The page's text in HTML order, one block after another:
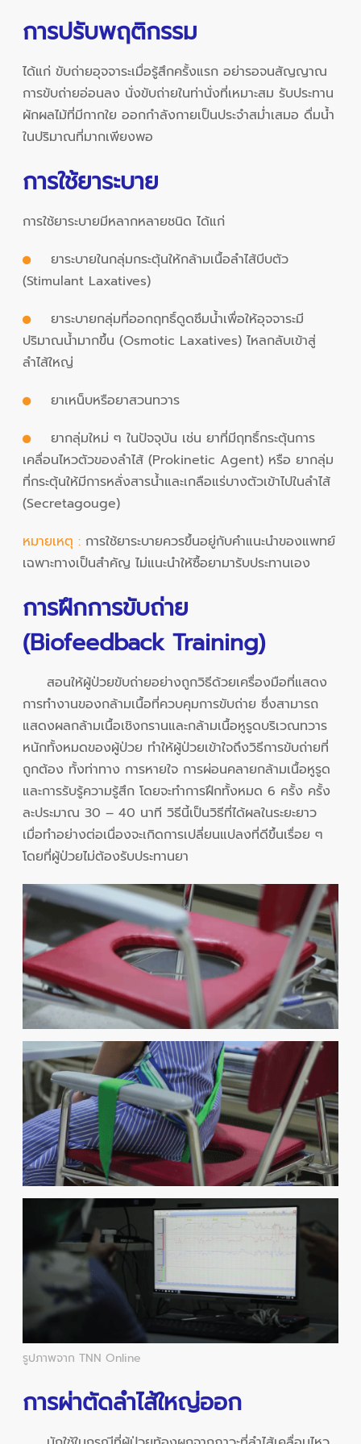
การปรับพฤติกรรม
ได้แก่ ขับถ่ายอุจจาระเมื่อรู้สึกครั้งแรก อย่ารอจนสัญญาณ
การขับถ่ายอ่อนลง นั่งขับถ่ายในท่านั่งที่เหมาะสม รับประทาน
ผักผลไม้ที่มีกากใย ออกกำลังกายเป็นประจำสม่ำเสมอ ดื่มน้ำ
ในปริมาณที่มากเพียงพอ
การใช้ยาระบาย
การใช้ยาระบายมีหลากหลายชนิด ได้แก่
ยาระบายในกลุ่มกระตุ้นให้กล้ามเนื้อลำไส้บีบตัว
(Stimulant Laxatives)
ยาระบายกลุ่มที่ออกฤทธิ์ดูดซึมน้ำเพื่อให้อุจจาระมี
ปริมาณน้ำมากขึ้น (Osmotic Laxatives) ไหลกลับเข้าสู่
ลำไส้ใหญ่
ยาเหน็บหรือยาสวนทวาร
ยากลุ่มใหม่ ๆ ในปัจจุบัน เช่น ยาที่มีฤทธิ์กระตุ้นการ
เคลื่อนไหวตัวของลำไส้ (Prokinetic Agent) หรือ ยากลุ่ม
ที่กระตุ้นให้มีการหลั่งสารน้ำและเกลือแร่บางตัวเข้าไปในลำไส้
(Secretagouge)
หมายเหตุ : การใช้ยาระบายควรขึ้นอยู่กับคำแนะนำของแพทย์
เฉพาะทางเป็นสำคัญ ไม่แนะนำให้ซื้อยามารับประทานเอง
การฝึกการขับถ่าย
(Biofeedback Training)
สอนให้ผู้ป่วยขับถ่ายอย่างถูกวิธีด้วยเครื่องมือที่แสดง
การทำงานของกล้ามเนื้อที่ควบคุมการขับถ่าย ซึ่งสามารถ
แสดงผลกล้ามเนื้อเชิงกรานและกล้ามเนื้อหูรูดบริเวณทวาร
หนักทั้งหมดของผู้ป่วย ทำให้ผู้ป่วยเข้าใจถึงวิธีการขับถ่ายที่
ถูกต้อง ทั้งท่าทาง การหายใจ การผ่อนคลายกล้ามเนื้อหูรูด
และการรับรู้ความรู้สึก โดยจะทำการฝึกทั้งหมด 6 ครั้ง ครั้ง
ละประมาณ 30 – 40 นาที วิธีนี้เป็นวิธีที่ได้ผลในระยะยาว
เมื่อทำอย่างต่อเนื่องจะเกิดการเปลี่ยนแปลงที่ดีขึ้นเรื่อย ๆ
โดยที่ผู้ป่วยไม่ต้องรับประทานยา
รูปภาพจาก TNN Online
การผ่าตัดลำไส้ใหญ่ออก